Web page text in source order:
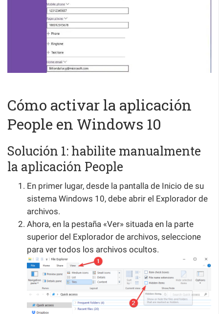
Cómo activar la aplicación
People en Windows 10
Solución 1: habilite manualmente
la aplicación People
En primer lugar, desde la pantalla de Inicio de su
sistema Windows 10, debe abrir el Explorador de
archivos.
Ahora, en la pestaña «Ver» situada en la parte
superior del Explorador de archivos, seleccione
para ver todos los archivos ocultos.